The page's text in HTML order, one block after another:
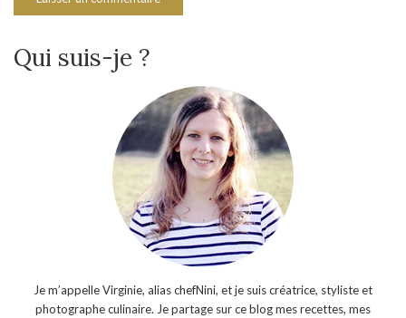
Qui suis-je ?
Je m’appelle Virginie, alias chefNini, et je suis créatrice, styliste et
photographe culinaire. Je partage sur ce blog mes recettes, mes